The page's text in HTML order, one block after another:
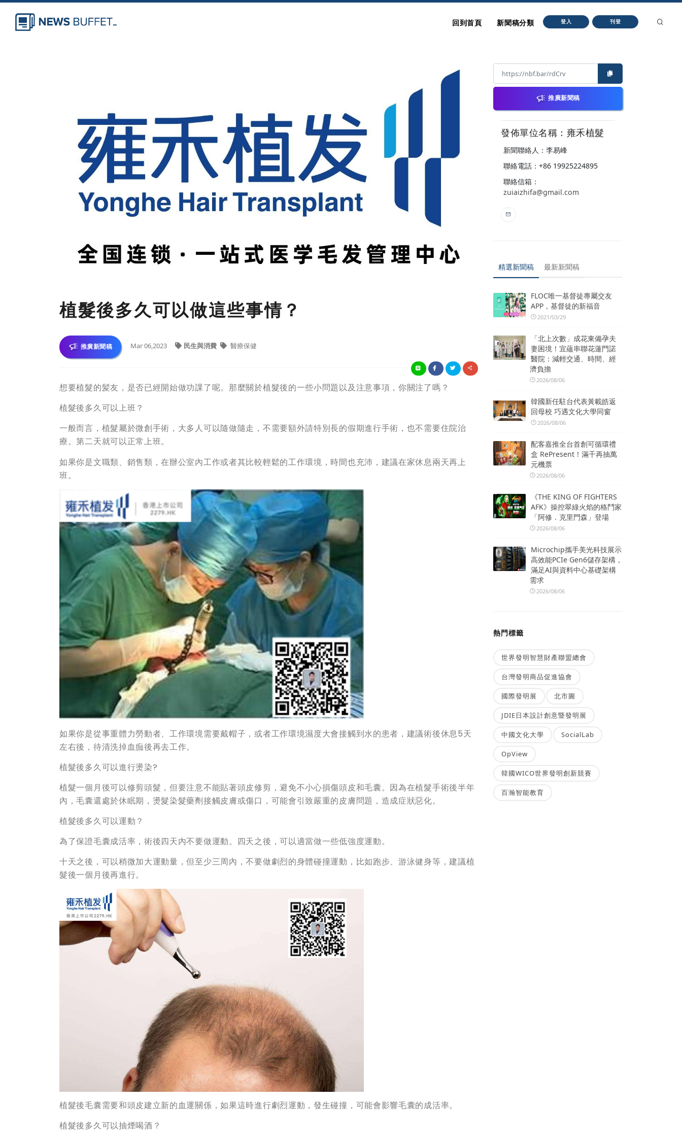
回到首頁 新聞稿分類 登入 刊登
植髮後多久可以做這些事情？
推廣新聞稿 Mar 06,2023 民生與消費 醫療保健
想要植髮的髪友，是否已經開始做功課了呢。那麼關於植髮後的一些小問題以及注意事項，你關注了嗎？
植髮後多久可以上班？
一般而言，植髮屬於微創手術，大多人可以隨做隨走，不需要額外請特別長的假期進行手術，也不需要住院治
療。第二天就可以正常上班。
如果你是文職類、銷售類，在辦公室內工作或者其比較輕鬆的工作環境，時間也充沛，建議在家休息兩天再上
班。
如果你是從事重體力勞動者、工作環境需要戴帽子，或者工作環境濕度大會接觸到水的患者，建議術後休息5天
左右後，待清洗掉血痂後再去工作。
植髮後多久可以進行燙染?
植髮一個月後可以修剪頭髮，但要注意不能貼著頭皮修剪，避免不小心損傷頭皮和毛囊。因為在植髮手術後半年
內，毛囊還處於休眠期，燙髮染髮藥劑接觸皮膚或傷口，可能會引致嚴重的皮膚問題，造成症狀惡化。
植髮後多久可以運動？
為了保證毛囊成活率，術後四天內不要做運動。四天之後，可以適當做一些低強度運動。
十天之後，可以稍微加大運動量，但至少三周內，不要做劇烈的身體碰撞運動，比如跑步、游泳健身等，建議植
髮後一個月後再進行。
植髮後毛囊需要和頭皮建立新的血運關係，如果這時進行劇烈運動，發生碰撞，可能會影響毛囊的成活率。
植髮後多久可以抽煙喝酒？
推廣新聞稿
發佈單位名稱：雍禾植髮
新聞聯絡人：李易峰
聯絡電話：+86 19925224895
聯絡信箱：
zuiaizhifa@gmail.com
精選新聞稿 最新新聞稿
FLOC唯一基督徒專屬交友
APP，基督徒的新福音
2021/03/29
「北上次數」成花東備孕夫
妻困境！宜蘊串聯花蓮門諾
醫院：減輕交通、時間、經
濟負擔
2026/08/06
韓國新任駐台代表黃載皓返
回母校 巧遇文化大學同窗
2026/08/06
配客嘉推全台首創可循環禮
盒 RePresent！滿千再抽萬
元機票
2026/08/06
《THE KING OF FIGHTERS
AFK》操控翠綠火焰的格鬥家
「阿修．克里門森」登場
2026/08/06
Microchip攜手美光科技展示
高效能PCIe Gen6儲存架構，
滿足AI與資料中心基礎架構
需求
2026/08/06
熱門標籤
世界發明智慧財產聯盟總會
台灣發明商品促進協會
國際發明展 北市圖
JDIE日本設計創意暨發明展
中國文化大學 SocialLab
OpView
韓國WICO世界發明創新競賽
百瀚智能教育